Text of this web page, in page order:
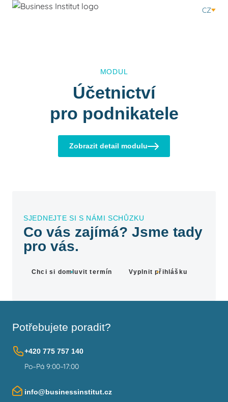
CZ
MODUL
Účetnictví
pro podnikatele
Zobrazit detail modulu
SJEDNEJTE SI S NÁMI SCHŮZKU
Co vás zajímá? Jsme tady
pro vás.
Chci si domluvit termín Vyplnit přihlášku
Potřebujete poradit?
+420 775 757 140
Po–Pá 9:00–17:00
info@businessinstitut.cz